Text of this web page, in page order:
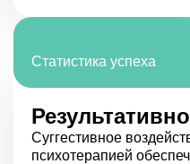
Статистика успеха
Суггестивное
психотерапией